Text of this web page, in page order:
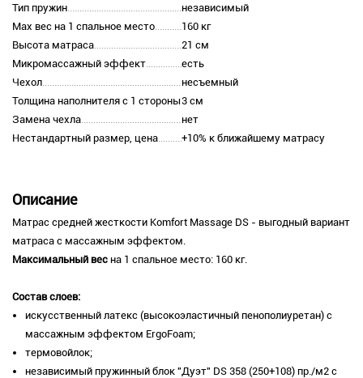
Тип пружин
независимый
Max вес на 1 спальное место
160 кг
Высота матраса
21 см
Микромассажный эффект
есть
Чехол
несъемный
Толщина наполнителя с 1 стороны3 см
Замена чехла
нет
Нестандартный размер, цена
+10% к ближайшему матрасу
Описание
Матрас средней жесткости Komfort Massage DS - выгодный вариант
матраса с массажным эффектом.
Максимальный вес на 1 спальное место: 160 кг.
Состав слоев:
искусственный латекс (высокоэластичный пенополиуретан) с
массажным эффектом ErgoFoam;
термовойлок;
независимый пружинный блок "Дуэт" DS 358 (250+108) пр./м2 с